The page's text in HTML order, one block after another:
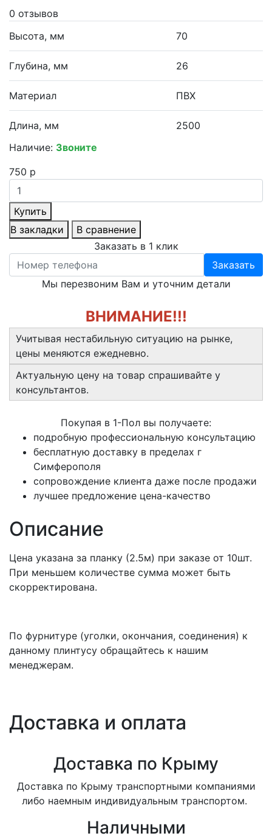
0 отзывов
Высота, мм
70
Глубина, мм 26
Материал ПВХ
Длина, мм
2500
Наличие: Звоните
750 р
Купить
В закладки
В сравнение
Заказать в 1 клик
Заказать
Мы перезвоним Вам и уточним детали
ВНИМАНИЕ!!!
Учитывая нестабильную ситуацию на рынке,
цены меняются ежедневно.
Актуальную цену на товар спрашивайте у
консультантов.
Покупая в 1-Пол вы получаете:
подробную профессиональную консультацию
бесплатную доставку в пределах г
Симферополя
сопровождение клиента даже после продажи
лучшее предложение цена-качество
Описание
Цена указана за планку (2.5м) при заказе от 10шт.
При меньшем количестве сумма может быть
скорректирована.
По фурнитуре (уголки, окончания, соединения) к
данному плинтусу обращайтесь к нашим
менеджерам.
Доставка и оплата
Доставка по Крыму
Доставка по Крыму транспортными компаниями
либо наемным индивидуальным транспортом.
Наличными